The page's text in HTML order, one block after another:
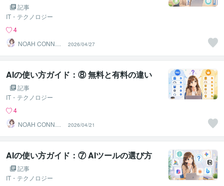
記事
IT・テクノロジー
4
NOAH CONNEC
2026/04/27
AIの使い方ガイド：⑧ 無料と有料の違い
記事
IT・テクノロジー
4
NOAH CONNEC
2026/04/21
AIの使い方ガイド：⑦ AIツールの選び方
記事
IT・テクノロジー